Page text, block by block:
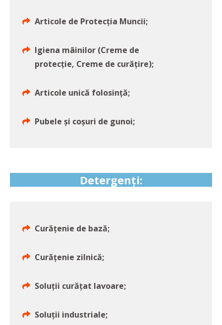
Articole de Protecția Muncii;
Igiena mâinilor (Creme de
protecție, Creme de curățire);
Articole unică folosință;
Pubele și coșuri de gunoi;
Detergenți:
Curățenie de bază;
Curățenie zilnică;
Soluții curățat lavoare;
Soluții industriale;